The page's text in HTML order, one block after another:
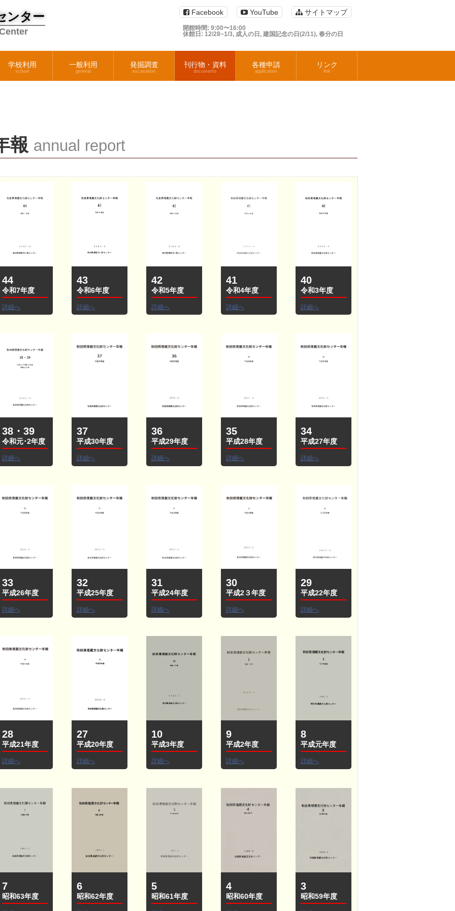
ンター Facebook YouTube サイトマップ
開館時間: 9:00〜16:00
休館日: 12/28~1/3, 成人の日, 建国記念の日(2/11), 春分の日
学校利用
school
一般利用
general
発掘調査
excavation
刊行物・資料
documents
各種申請
application
リンク
link
報 annual report
44
令和7年度
詳細へ
43
令和6年度
詳細へ
42
令和5年度
詳細へ
41
令和4年度
詳細へ
40
令和3年度
詳細へ
38・39
令和元･2年度
詳細へ
37
平成30年度
詳細へ
36
平成29年度
詳細へ
35
平成28年度
詳細へ
34
平成27年度
詳細へ
33
平成26年度
詳細へ
32
平成25年度
詳細へ
31
平成24年度
詳細へ
30
平成2３年度
詳細へ
29
平成22年度
詳細へ
28
平成21年度
詳細へ
27
平成20年度
詳細へ
10
平成3年度
詳細へ
9
平成2年度
詳細へ
8
平成元年度
詳細へ
7
昭和63年度
6
昭和62年度
5
昭和61年度
4
昭和60年度
3
昭和59年度